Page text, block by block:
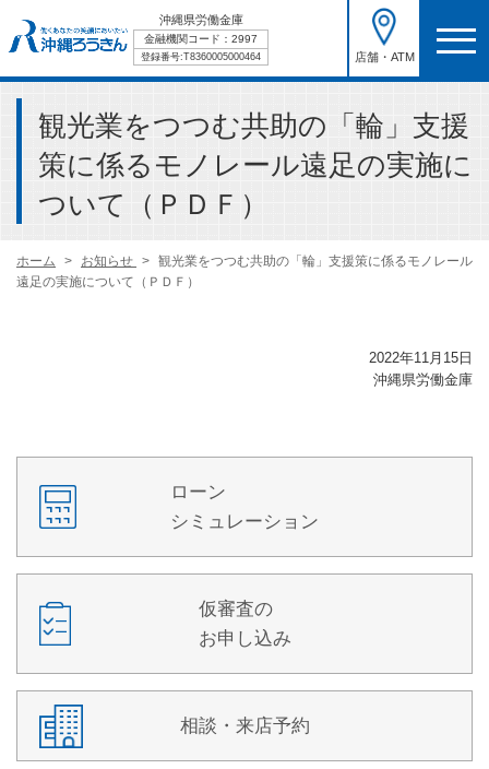
沖縄県労働金庫
金融機関コード：2997
登録番号:T8360005000464 店舗・ATM
観光業をつつむ共助の「輪」支援
策に係るモノレール遠足の実施に
ついて（ＰＤＦ）
ホーム お知らせ
観光業をつつむ共助の「輪」支援策に係るモノレール
遠足の実施について（ＰＤＦ）
2022年11月15日
沖縄県労働金庫
ローン
シミュレーション
仮審査の
お申し込み
相談・来店予約